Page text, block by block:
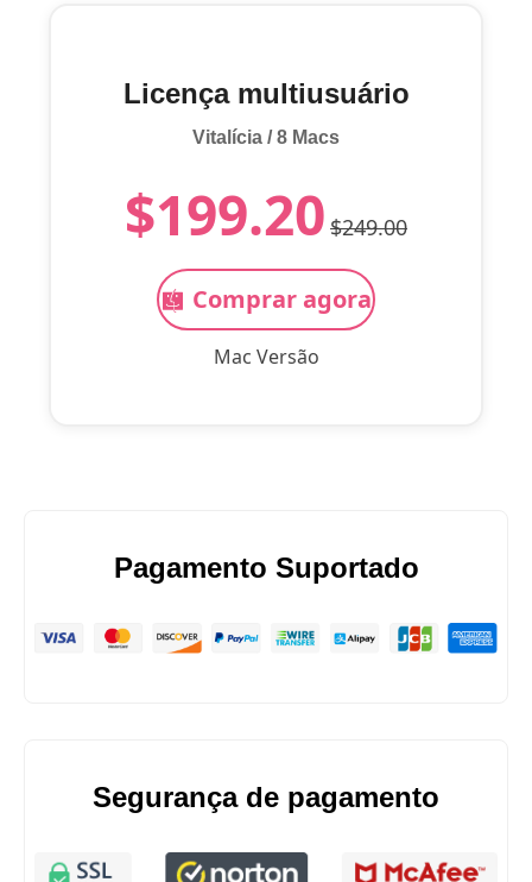
Licença multiusuário
Vitalícia / 8 Macs
$199.20 $249.00
Comprar agora
Mac Versão
Pagamento Suportado
Segurança de pagamento